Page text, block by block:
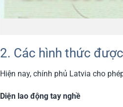
2. Các hình thức
Hiện nay, chính phủ Latvia cho
Diện lao động tay nghề